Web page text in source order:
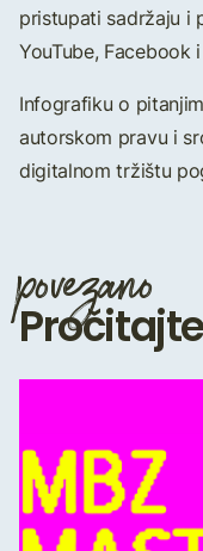
pristupati sadržaju i
YouTube, Facebook
Infografiku o
autorskom pravu i
digitalnom tržištu
povezano